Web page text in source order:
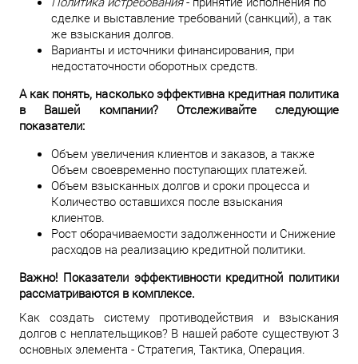
сделке и выставление требований (санкций), а так
же взыскания долгов.
Варианты и источники финансирования, при
недостаточности оборотных средств.
А как понять, насколько эффективна кредитная политика
в Вашей компании? Отслеживайте следующие
показатели:
Объем увеличения клиентов и заказов, а также
Объем своевременно поступающих платежей.
Объем взысканных долгов и сроки процесса и
Количество оставшихся после взыскания
клиентов.
Рост оборачиваемости задолженности и Снижение
расходов на реализацию кредитной политики.
Важно! Показатели эффективности кредитной политики
рассматриваются в комплексе.
Как создать систему противодействия и взыскания
долгов с неплательщиков? В нашей работе существуют 3
основных элемента - Стратегия, Тактика, Операция.